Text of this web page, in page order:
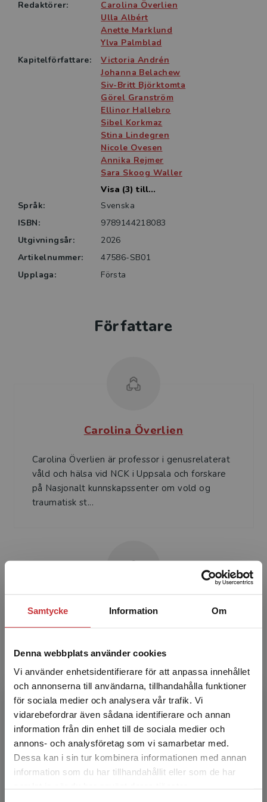
Samtycke Information Om
Denna webbplats använder cookies
Vi använder enhetsidentifierare för att anpassa innehållet
och annonserna till användarna, tillhandahålla funktioner
för sociala medier och analysera vår trafik. Vi
vidarebefordrar även sådana identifierare och annan
information från din enhet till de sociala medier och
annons- och analysföretag som vi samarbetar med.
Dessa kan i sin tur kombinera informationen med annan
information som du har tillhandahållit eller som de har
Begränsad fraktregion
Det verkar som att du besöker
studentlitteratur.se via en enhet utanför Sverige.
universitet och Akademiska sjukhuset är ett nationellt
kunskapscentrum om mäns våld mot kvinnor,
hedersrelaterat våld och förtryck samt våld i hbtqi-
personers nära relationer. NCK arbetar med
utbildning av yrkesverksamma och studenter samt
med forskning och kunskapssammanställning. På
regeringens uppdrag driver NCK även fyra nationella
stödlinjer och chattar för våldsutsatta samt en
patientmottagning för kvinnor som utsatts för våld.
Redaktörer:
Carolina Överlien
Ulla Albért
Anette Marklund
Ylva Palmblad
Kapitelförfattare:
Victoria Andrén
Johanna Belachew
Siv-Britt Björktomta
Görel Granström
Ellinor Hallebro
Sibel Korkmaz
Stina Lindegren
Nicole Ovesen
Annika Rejmer
Sara Skoog Waller
Visa (3) till...
Språk:
Svenska
ISBN:
9789144218083
Utgivningsår:
2026
Artikelnummer:
47586-SB01
Upplaga:
Första
Författare
Carolina Överlien
Carolina Överlien är professor i genusrelaterat
våld och hälsa vid NCK i Uppsala och forskare
på Nasjonalt kunnskapssenter om vold og
traumatisk st...
Ulla Albért
samt utbildningschef och studierektor. Hon har
en magisterexamen i pedagogik,
kandidatexamen i teolog...